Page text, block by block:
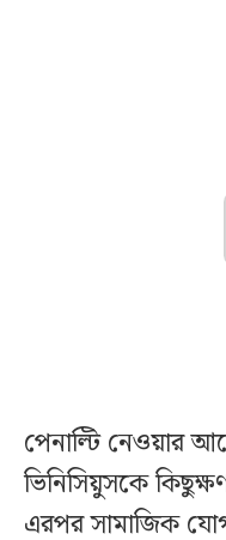
পেনাল্টি নেওয়ার
ভিনিসিয়ুসকে
এরপর সামাজিক